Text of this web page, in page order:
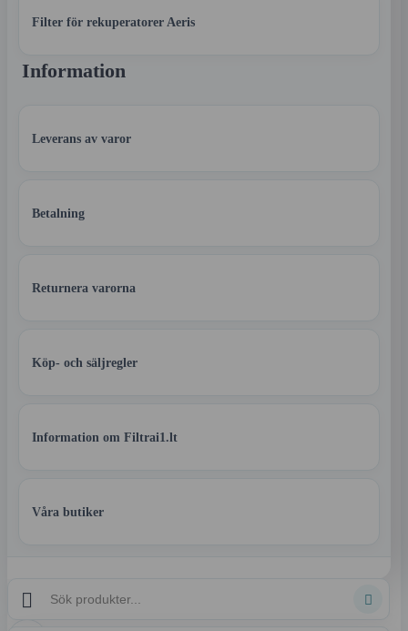
Filter för rekuperatorer Aeris
Information
Leverans av varor
Betalning
Returnera varorna
Köp- och säljregler
Information om Filtrai1.lt
Våra butiker
 